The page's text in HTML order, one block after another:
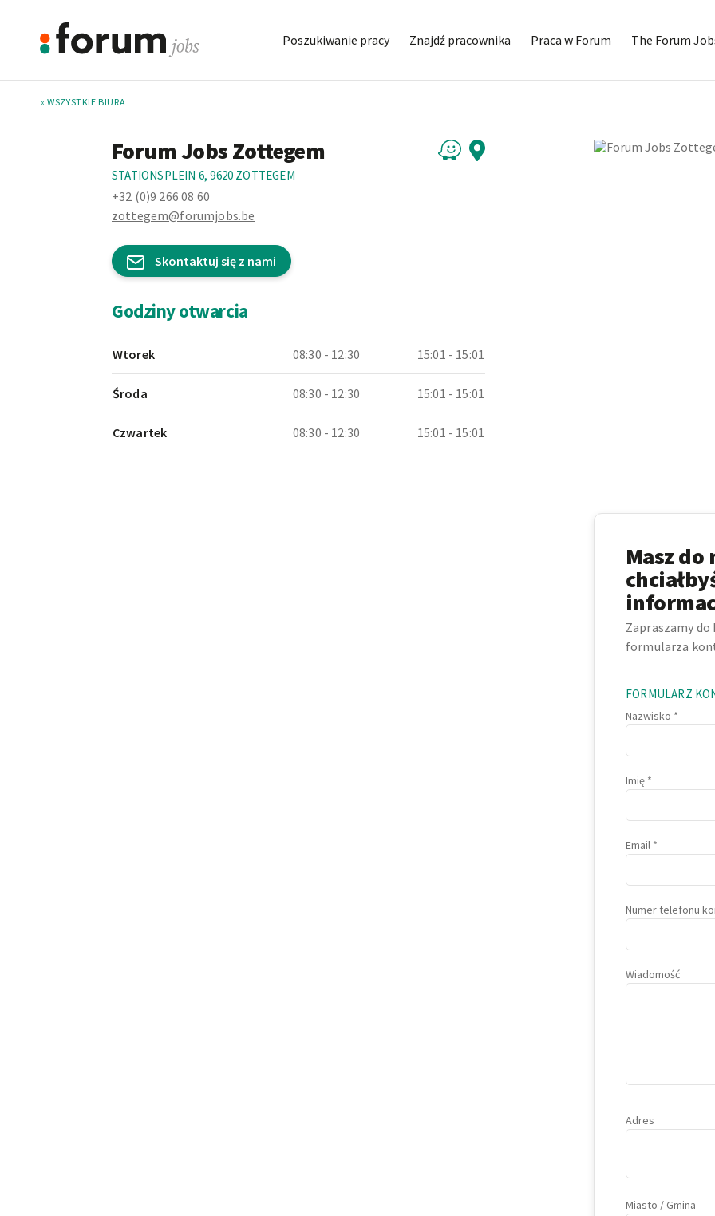
Poszukiwanie pracy Znajdź pracownika Praca w Forum The Forum
« WSZYSTKIE BIURA
Forum Jobs Zottegem
STATIONSPLEIN 6, 9620 ZOTTEGEM
+32 (0)9 266 08 60
zottegem@forumjobs.be
Skontaktuj się z nami
Godziny otwarcia
Wtorek 08:30 - 12:30 15:01 - 15:01
Środa 08:30 - 12:30 15:01 - 15:01
Czwartek 08:30 - 12:30 15:01 - 15:01
Masz
Zapraszamy
formularza
FORMULARZ
Nazwisko
Imię
Email
Numer telefonu
Wiadomość
Adres
Miasto / Gmina